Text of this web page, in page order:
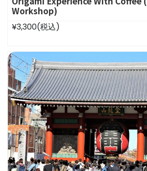
Workshop)
¥3,300(税込)